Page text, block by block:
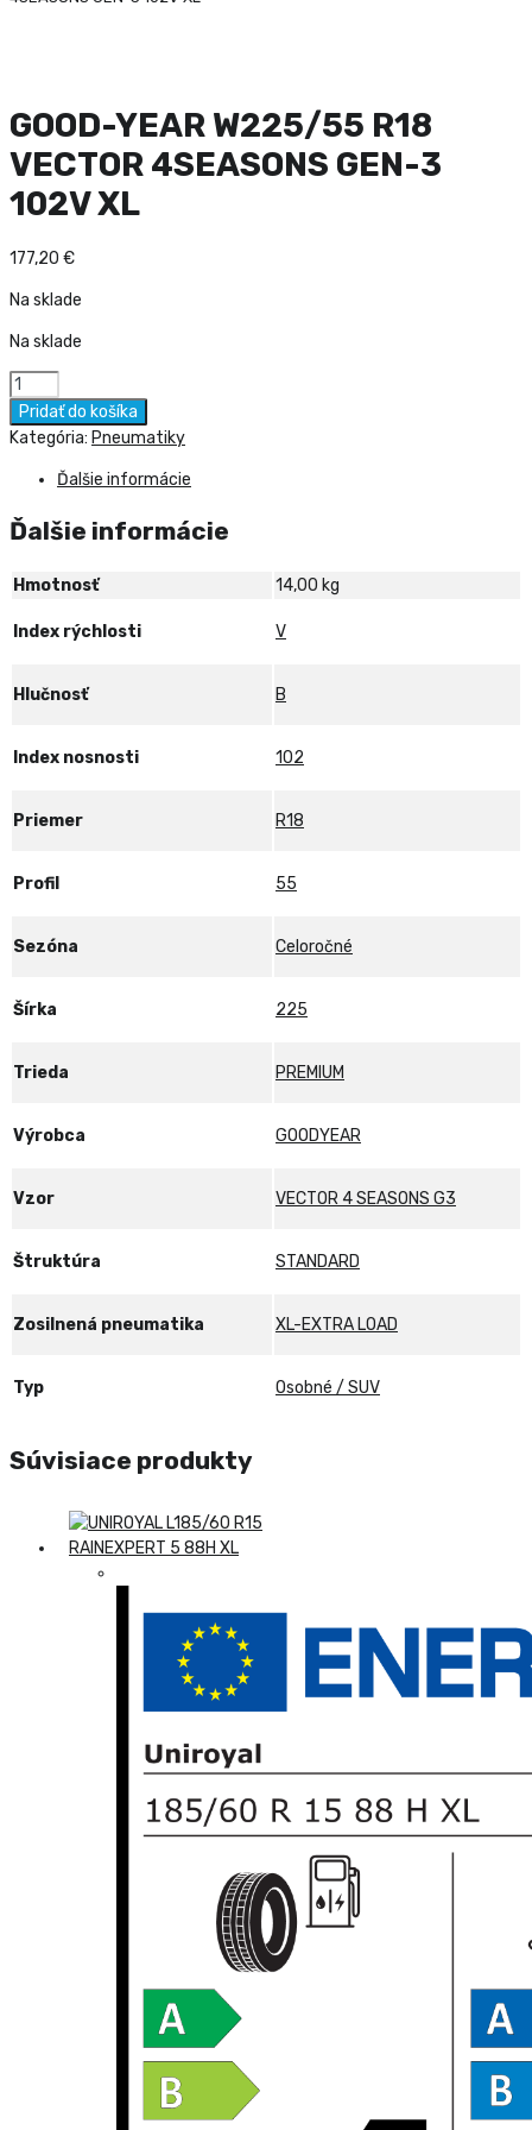
GOOD-YEAR W225/55 R18
VECTOR 4SEASONS GEN-3
102V XL
177,20 €
Na sklade
Na sklade
množstvo
GOOD-
YEAR
4SEASONS
3
XL
Pridať do košíka
Kategória: Pneumatiky
Ďalšie informácie
Ďalšie informácie
Hmotnosť 14,00 kg
Index rýchlosti V
Hlučnosť B
Index nosnosti 102
Priemer R18
Profil 55
Sezóna Celoročné
Šírka 225
Trieda PREMIUM
Výrobca GOODYEAR
Vzor VECTOR 4 SEASONS G3
Štruktúra STANDARD
Zosilnená pneumatika XL-EXTRA LOAD
Typ Osobné / SUV
Súvisiace produkty